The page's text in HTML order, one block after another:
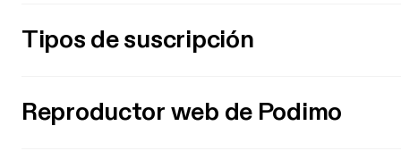
Tipos de suscripción
Reproductor web de Podimo